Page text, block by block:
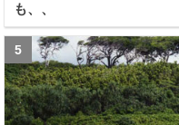
も、、